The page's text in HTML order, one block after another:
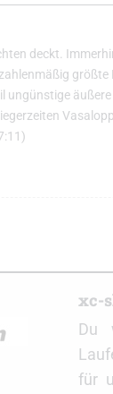
deckt.
größte
ungünstige
xc-
Du
für